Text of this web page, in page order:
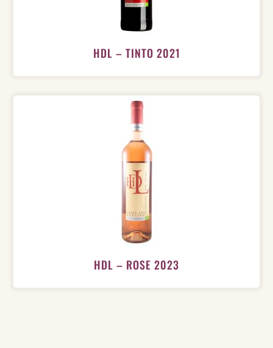
HDL – TINTO 2021
HDL – ROSE 2023